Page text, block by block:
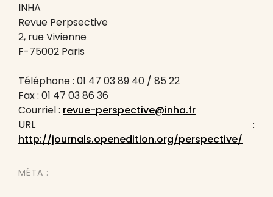
INHA
Revue Perpsective
2, rue Vivienne
F-75002 Paris
Téléphone : 01 47 03 89 40 / 85 22
Fax : 01 47 03 86 36
Courriel : revue-perspective@inha.fr
URL :
http://journals.openedition.org/perspective/
MÉTA :